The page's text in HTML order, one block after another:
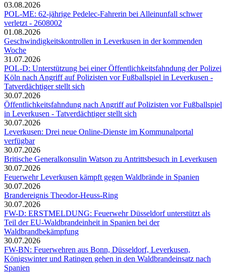
03.08.2026
POL-ME: 62-jährige Pedelec-Fahrerin bei Alleinunfall schwer
verletzt - 2608002
01.08.2026
Geschwindigkeitskontrollen in Leverkusen in der kommenden
Woche
31.07.2026
POL-D: Unterstützung bei einer Öffentlichkeitsfahndung der Polizei
Köln nach Angriff auf Polizisten vor Fußballspiel in Leverkusen -
Tatverdächtiger stellt sich
30.07.2026
Öffentlichkeitsfahndung nach Angriff auf Polizisten vor Fußballspiel
in Leverkusen - Tatverdächtiger stellt sich
30.07.2026
Leverkusen: Drei neue Online-Dienste im Kommunalportal
verfügbar
30.07.2026
Britische Generalkonsulin Watson zu Antrittsbesuch in Leverkusen
30.07.2026
Feuerwehr Leverkusen kämpft gegen Waldbrände in Spanien
30.07.2026
Brandereignis Theodor-Heuss-Ring
30.07.2026
FW-D: ERSTMELDUNG: Feuerwehr Düsseldorf unterstützt als
Teil der EU-Waldbrandeinheit in Spanien bei der
Waldbrandbekämpfung
30.07.2026
FW-BN: Feuerwehren aus Bonn, Düsseldorf, Leverkusen,
Königswinter und Ratingen gehen in den Waldbrandeinsatz nach
Spanien